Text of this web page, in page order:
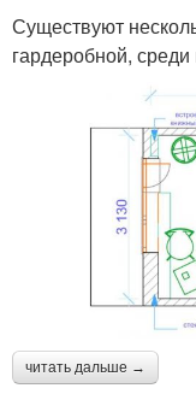
Существуют
гардеробной, среди
читать дальше →